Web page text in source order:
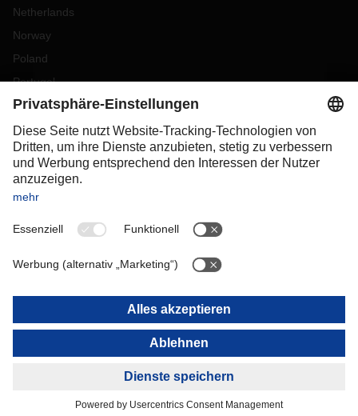
Netherlands
Norway
Poland
Portugal
Romania
Slovakia
Spain
Sweden
Switzerland
OCEANIA